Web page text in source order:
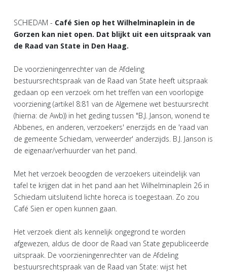
SCHIEDAM - Café Sien op het Wilhelminaplein in de
Gorzen kan niet open. Dat blijkt uit een uitspraak van
de Raad van State in Den Haag.
De voorzieningenrechter van de Afdeling
bestuursrechtspraak van de Raad van State heeft uitspraak
gedaan op een verzoek om het treffen van een voorlopige
voorziening (artikel 8:81 van de Algemene wet bestuursrecht
(hierna: de Awb)) in het geding tussen "B.J. Janson, wonend te
Abbenes, en anderen, verzoekers' enerzijds en de 'raad van
de gemeente Schiedam, verweerder' anderzijds. B.J. Janson is
de eigenaar/verhuurder van het pand.
Met het verzoek beoogden de verzoekers uiteindelijk van
tafel te krijgen dat in het pand aan het Wilhelminaplein 26 in
Schiedam uitsluitend lichte horeca is toegestaan. Zo zou
Café Sien er open kunnen gaan.
Het verzoek dient als kennelijk ongegrond te worden
afgewezen, aldus de door de Raad van State gepubliceerde
uitspraak. De voorzieningenrechter van de Afdeling
bestuursrechtspraak van de Raad van State: wijst het